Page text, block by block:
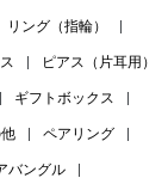
リング（指輪）
ピアス（片耳用）
ギフトボックス
ペアリング
バングル